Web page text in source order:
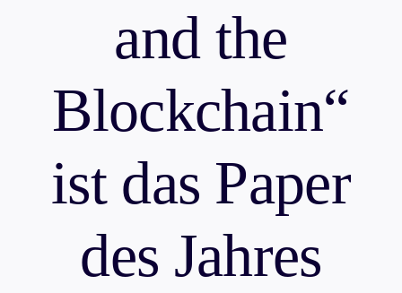
and the
Blockchain“
ist das Paper
des Jahres